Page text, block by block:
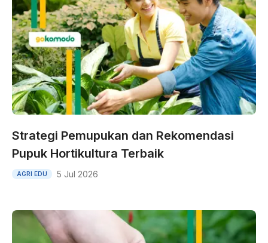
Strategi Pemupukan dan Rekomendasi
Pupuk Hortikultura Terbaik
AGRI EDU 5 Jul 2026